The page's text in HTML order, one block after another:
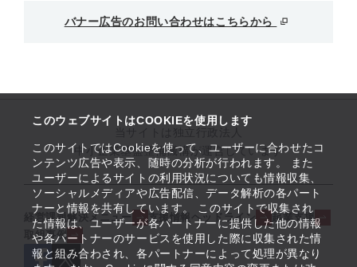
このウェブサイトはCOOKIEを使用します
このサイトではCookieを使って、ユーザーに合わせたコ
ンテンツ広告や表示、随時の分析が行われます。 また
ユーザーによるサイトの利用状況についても情報収集、
ソーシャルメディアや広告配信、データ解析の各パート
ナーと情報を共有しています。 このサイトで収集され
た情報は、ユーザーが各パートナーに提供した他の情報
や各パートナーのサービスを使用した際に収集された情
報と組み合わされ、各パートナーによって処理が異なり
バナー広告のお問い合わせはこちらから
中小企業基盤整備機構が運営しています
経営課題解決メニュー 支援情報ヘッドライン
起業支援
取組事例